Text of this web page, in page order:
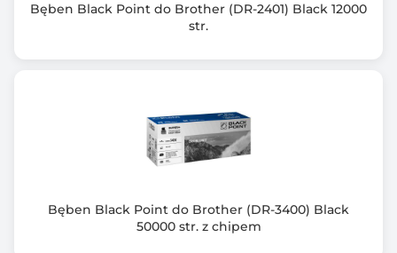
Bęben Black Point do Brother (DR-2401) Black 12000
str.
Bęben Black Point do Brother (DR-3400) Black
50000 str. z chipem